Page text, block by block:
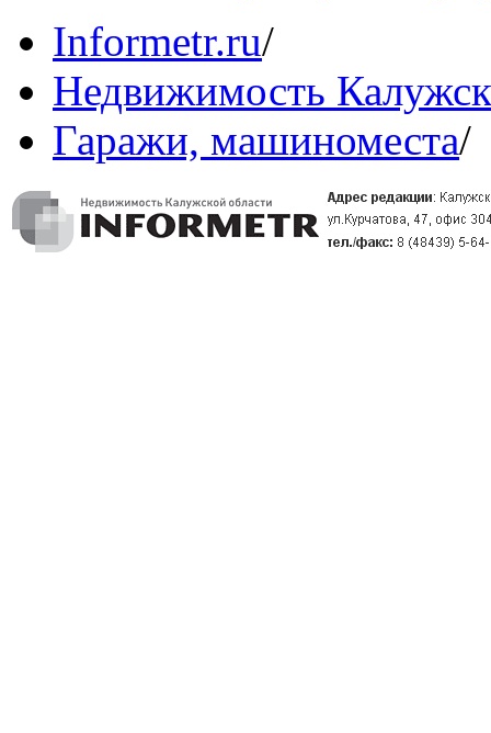
Informetr.ru/
Недвижимость
Гаражи, машиноместа/